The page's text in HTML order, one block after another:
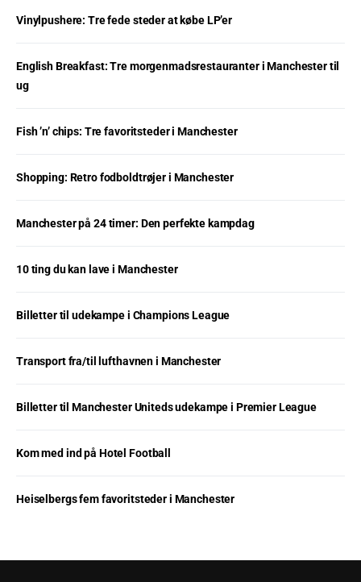
Vinylpushere: Tre fede steder at købe LP’er
English Breakfast: Tre morgenmadsrestauranter i Manchester til
ug
Fish ’n’ chips: Tre favoritsteder i Manchester
Shopping: Retro fodboldtrøjer i Manchester
Manchester på 24 timer: Den perfekte kampdag
10 ting du kan lave i Manchester
Billetter til udekampe i Champions League
Transport fra/til lufthavnen i Manchester
Billetter til Manchester Uniteds udekampe i Premier League
Kom med ind på Hotel Football
Heiselbergs fem favoritsteder i Manchester